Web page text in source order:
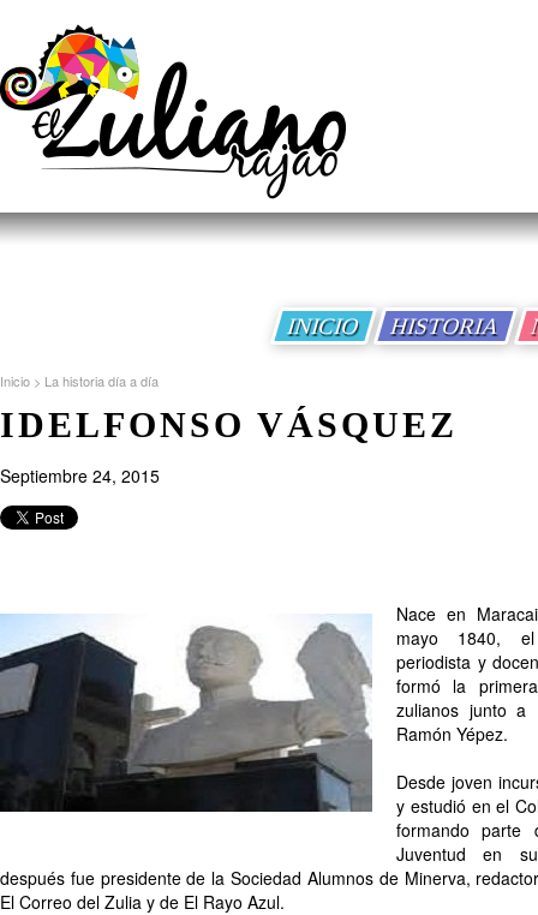
INICIO HISTORIA
IDELFONSO VÁSQUEZ
Inicio > La historia día a día
Septiembre 24, 2015
Nace en
mayo 1840,
periodista y
formó la
zulianos junto a
Ramón Yépez.
Desde joven
y estudió en el
formando
Juventud en
después fue presidente de la Sociedad Alumnos de Minerva,
El Correo del Zulia y de El Rayo Azul.